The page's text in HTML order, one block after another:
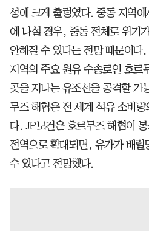
성에 크게 출렁였다. 중동 지역
에 나설 경우, 중동 전체로 위기
안해질 수 있다는 전망 때문이다
지역의 주요 원유 수송로인 호르
곳을 지나는 유조선을 공격할 가
무즈 해협은 전 세계 석유 소비
다. JP모건은 호르무즈 해협이
전역으로 확대되면, 유가가 배럴
수 있다고 전망했다.